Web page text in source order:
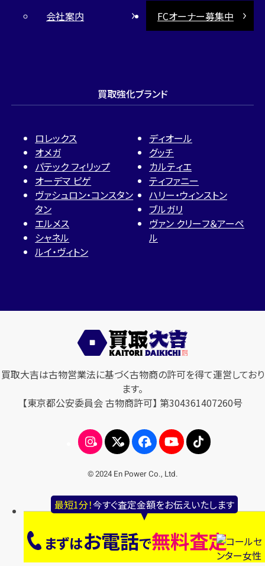
最短1分！今すぐ査定金額をお伝えいたします
まずはお電話で無料査定
会社案内 FCオーナー募集中
買取強化ブランド
ロレックス
オメガ
パテック フィリップ
オーデマ ピゲ
ヴァシュロン・コンスタン
タン
エルメス
シャネル
ルイ・ヴィトン
ディオール
グッチ
カルティエ
ティファニー
ハリー・ウィンストン
ブルガリ
ヴァン クリーフ＆アーペ
ル
買取大吉は古物営業法に基づく古物商の許可を得て運営しており
ます。
【東京都公安委員会 古物商許可】 第304361407260号
© 2024 En Power Co., Ltd.